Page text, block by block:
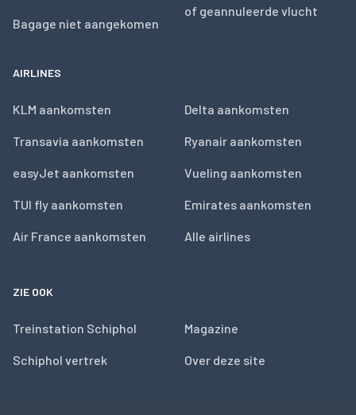
Bagage niet aangekomen
of geannuleerde vlucht
AIRLINES
KLM aankomsten
Transavia aankomsten
easyJet aankomsten
TUI fly aankomsten
Air France aankomsten
Delta aankomsten
Ryanair aankomsten
Vueling aankomsten
Emirates aankomsten
Alle airlines
ZIE OOK
Treinstation Schiphol
Schiphol vertrek
Magazine
Over deze site